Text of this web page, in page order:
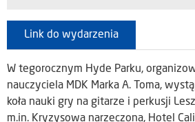
Link do wydarzenia
W tegorocznym Hyde Parku,
nauczyciela MDK Marka A. Toma,
koła nauki gry na gitarze i perkusji
m.in. Kryzysowa narzeczona, Hotel